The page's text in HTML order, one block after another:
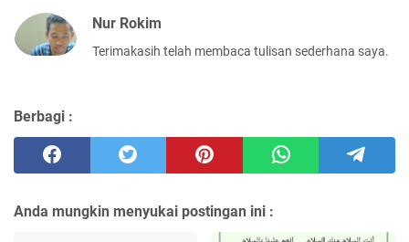
Nur Rokim
Terimakasih telah membaca tulisan sederhana saya.
Berbagi :
Anda mungkin menyukai postingan ini :